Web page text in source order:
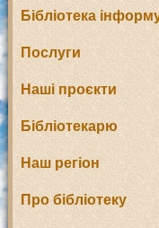
Бібліотека
Послуги
Наші проєкти
Бібліотекарю
Наш регіон
Про бібліотеку